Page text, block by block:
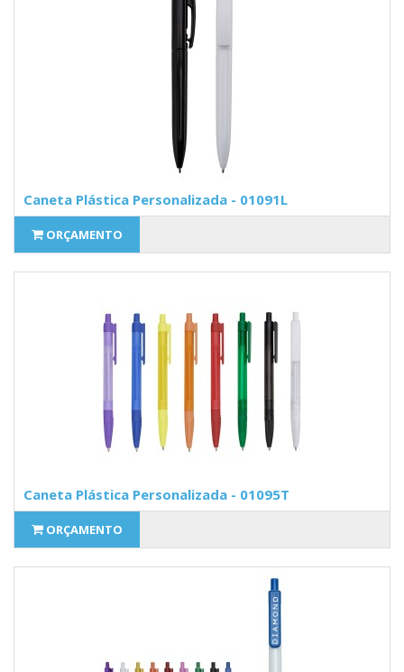
Caneta Plástica Personalizada - 01091L
ORÇAMENTO
Caneta Plástica Personalizada - 01095T
ORÇAMENTO